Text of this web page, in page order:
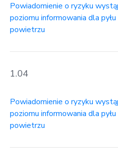
Powiadomienie o ryzyku
poziomu informowania dla
powietrzu
1.04
Powiadomienie o ryzyku
poziomu informowania dla
powietrzu